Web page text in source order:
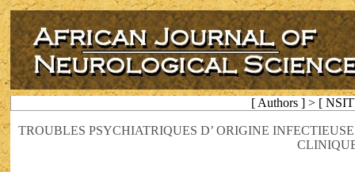
[ Authors ] > [
TROUBLES PSYCHIATRIQUES D’ ORIGINE